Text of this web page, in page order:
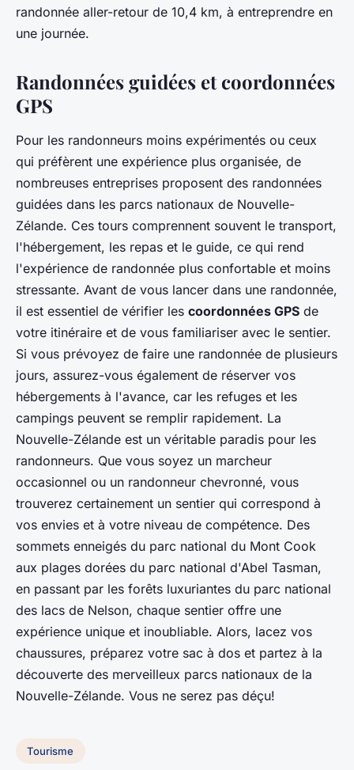
randonnée aller-retour de 10,4 km, à entreprendre en
une journée.
Randonnées guidées et coordonnées
GPS
Pour les randonneurs moins expérimentés ou ceux
qui préfèrent une expérience plus organisée, de
nombreuses entreprises proposent des randonnées
guidées dans les parcs nationaux de Nouvelle-
Zélande. Ces tours comprennent souvent le transport,
l'hébergement, les repas et le guide, ce qui rend
l'expérience de randonnée plus confortable et moins
stressante. Avant de vous lancer dans une randonnée,
il est essentiel de vérifier les coordonnées GPS de
votre itinéraire et de vous familiariser avec le sentier.
Si vous prévoyez de faire une randonnée de plusieurs
jours, assurez-vous également de réserver vos
hébergements à l'avance, car les refuges et les
campings peuvent se remplir rapidement. La
Nouvelle-Zélande est un véritable paradis pour les
randonneurs. Que vous soyez un marcheur
occasionnel ou un randonneur chevronné, vous
trouverez certainement un sentier qui correspond à
vos envies et à votre niveau de compétence. Des
sommets enneigés du parc national du Mont Cook
aux plages dorées du parc national d'Abel Tasman,
en passant par les forêts luxuriantes du parc national
des lacs de Nelson, chaque sentier offre une
expérience unique et inoubliable. Alors, lacez vos
chaussures, préparez votre sac à dos et partez à la
découverte des merveilleux parcs nationaux de la
Nouvelle-Zélande. Vous ne serez pas déçu!
Tourisme